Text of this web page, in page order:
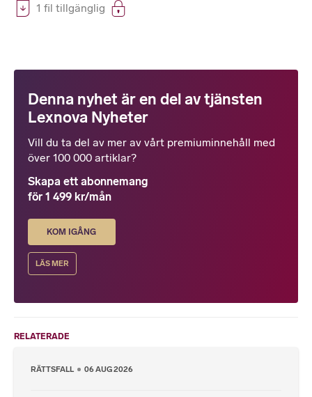
1 fil tillgänglig
Denna nyhet är en del av tjänsten
Lexnova Nyheter
Vill du ta del av mer av vårt premiuminnehåll med
över 100 000 artiklar?
Skapa ett abonnemang
för 1 499 kr/mån
KOM IGÅNG
LÄS MER
RELATERADE
RÄTTSFALL 06 AUG 2026